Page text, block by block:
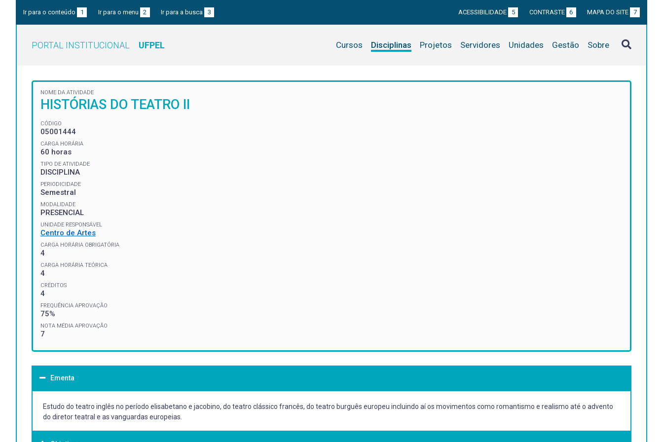
Ir para o conteúdo 1 Ir para o menu 2 Ir para a busca 3 ACESSIBILIDADE 5 CONTRASTE 6 MAPA DO SITE 7
PORTAL INSTITUCIONAL UFPEL Cursos Disciplinas Projetos Servidores Unidades Gestão Sobre
NOME DA ATIVIDADE
HISTÓRIAS DO TEATRO II
CÓDIGO
05001444
CARGA HORÁRIA
60 horas
TIPO DE ATIVIDADE
DISCIPLINA
PERIODICIDADE
Semestral
MODALIDADE
PRESENCIAL
UNIDADE RESPONSÁVEL
Centro de Artes
CARGA HORÁRIA OBRIGATÓRIA
4
CARGA HORÁRIA TEÓRICA
4
CRÉDITOS
4
FREQUÊNCIA APROVAÇÃO
75%
NOTA MÉDIA APROVAÇÃO
7
Ementa
Estudo do teatro inglês no período elisabetano e jacobino, do teatro clássico francês, do teatro burguês europeu incluindo aí os movimentos como romantismo e realismo até o advento
do diretor teatral e as vanguardas europeias.